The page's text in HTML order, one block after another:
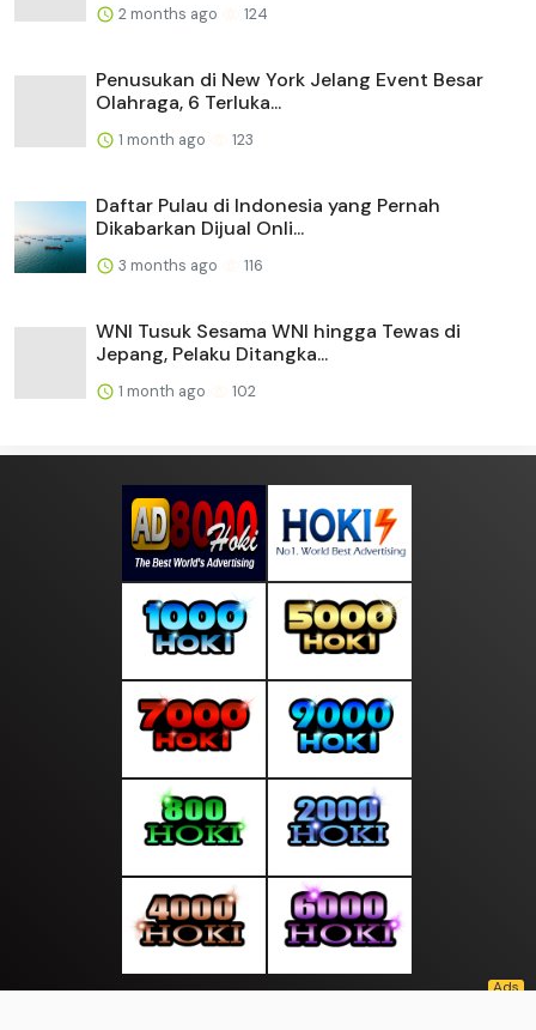
2 months ago 124
Penusukan di New York Jelang Event Besar
Olahraga, 6 Terluka...
1 month ago 123
Daftar Pulau di Indonesia yang Pernah
Dikabarkan Dijual Onli...
3 months ago 116
WNI Tusuk Sesama WNI hingga Tewas di
Jepang, Pelaku Ditangka...
1 month ago 102